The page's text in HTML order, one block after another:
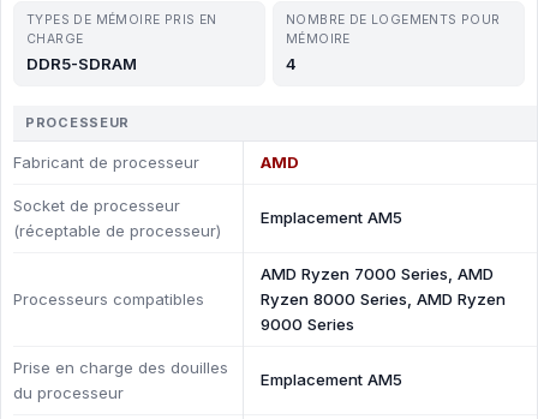
TYPES DE MÉMOIRE PRIS EN
CHARGE
DDR5-SDRAM
NOMBRE DE LOGEMENTS POUR
MÉMOIRE
4
PROCESSEUR
Fabricant de processeur AMD
Socket de processeur
(réceptable de processeur)
Emplacement AM5
Processeurs compatibles
AMD Ryzen 7000 Series, AMD
Ryzen 8000 Series, AMD Ryzen
9000 Series
Prise en charge des douilles
du processeur
Emplacement AM5